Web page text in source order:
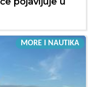
MORE I NAUTIKA